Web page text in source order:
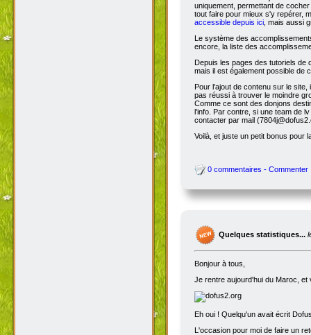
uniquement, permettant de
tout faire pour mieux s'y repérer,
accessible depuis ici, mais aussi
Le système des
encore, la liste des
Depuis les pages des tutoriels de
mais il est également possible de
Pour l'ajout de contenu sur le
pas réussi à trouver le moindre
Comme ce sont des donjons
l'info. Par contre, si une team de
contacter par mail
Voilà, et juste un petit bonus pour
0 commentaires - Commenter
Quelques statistiques...
Bonjour à tous,
Je rentre aujourd'hui du Maroc, et
Eh oui ! Quelqu'un avait écrit
L'occasion pour moi de faire un